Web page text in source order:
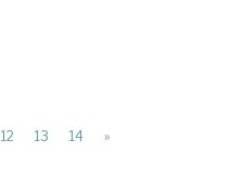
12 13 14 »